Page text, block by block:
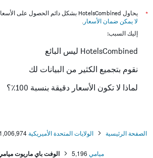
*
يحاول HotelsCombined بشكل دائم الحصول على الأسعار الدقيقة، ولكن
لا يمكن ضمان الأسعار .
إليك السبب:
HotelsCombined ليس البائع
نقوم بتجميع الكثير من البيانات لك
لماذا لا تكون الأسعار دقيقة بنسبة 100٪؟
الصفحة الرئيسية الولايات المتحدة الأميريكية 1,006,974
ميامي 5,196 الوفت باي ماريوت